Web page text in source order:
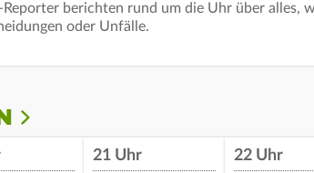
berichten rund um die Uhr über alles,
oder Unfälle.
21 Uhr 22 Uhr